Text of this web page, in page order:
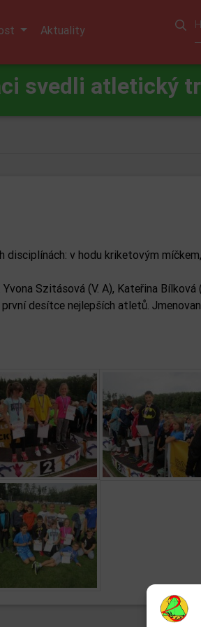
Aktuality
svedli atletický
v hodu kriketovým
Szitásová (V. A), Kateřina Bílková
desítce nejlepších atletů.